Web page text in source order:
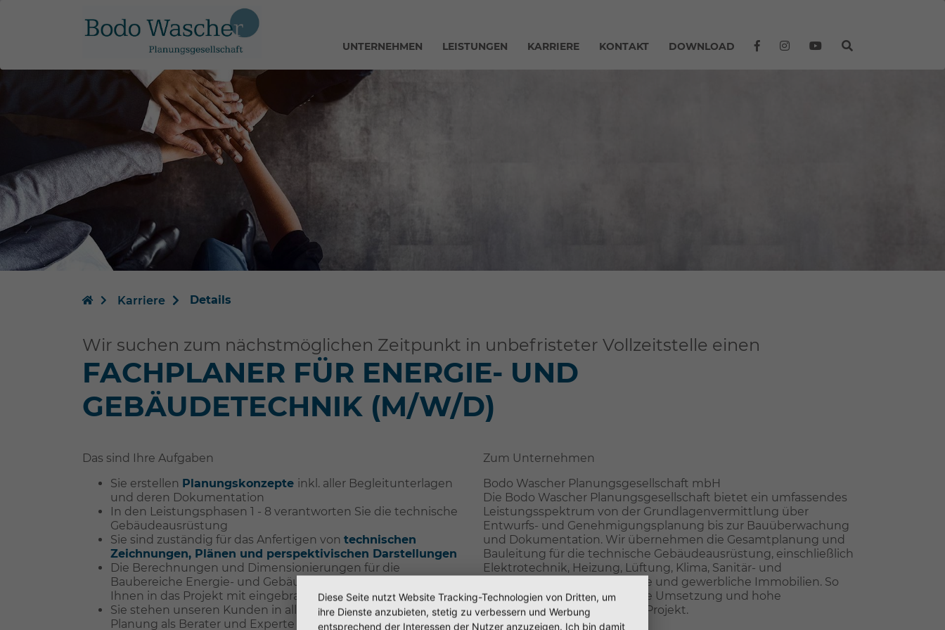
UNTERNEHMEN LEISTUNGEN KARRIERE KONTAKT DOWNLOAD
Karriere Details
Wir suchen zum nächstmöglichen Zeitpunkt in unbefristeter Vollzeitstelle einen
FACHPLANER FÜR ENERGIE- UND
GEBÄUDETECHNIK (M/W/D)
Das sind Ihre Aufgaben
Sie erstellen Planungskonzepte inkl. aller Begleitunterlagen
und deren Dokumentation
In den Leistungsphasen 1 - 8 verantworten Sie die technische
Gebäudeausrüstung
Sie sind zuständig für das Anfertigen von technischen
Zeichnungen, Plänen und perspektivischen Darstellungen
Die Berechnungen und Dimensionierungen für die
Baubereiche Energie- und Gebäudetechnik werden von
Ihnen in das Projekt mit eingebracht
Sie stehen unseren Kunden in allen Fragen rund um die
Planung als Berater und Experte zur Verfügung
Zum Unternehmen
Bodo Wascher Planungsgesellschaft mbH
Die Bodo Wascher Planungsgesellschaft bietet ein umfassendes
Leistungsspektrum von der Grundlagenvermittlung über
Entwurfs- und Genehmigungsplanung bis zur Bauüberwachung
und Dokumentation. Wir übernehmen die Gesamtplanung und
Bauleitung für die technische Gebäudeausrüstung, einschließlich
Elektrotechnik, Heizung, Lüftung, Klima, Sanitär- und
Sicherheitstechnik, für private und gewerbliche Immobilien. So
garantieren wir eine effiziente Umsetzung und hohe
Qualitätsstandards in jedem Projekt.
Diese Seite nutzt Website Tracking-Technologien von Dritten, um
ihre Dienste anzubieten, stetig zu verbessern und Werbung
entsprechend der Interessen der Nutzer anzuzeigen. Ich bin damit